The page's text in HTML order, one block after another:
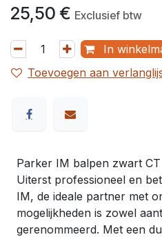
25,50 € Exclusief btw
In
Toevoegen aan
Parker IM balpen zwart CT
Uiterst professioneel en
IM, de ideale partner met
mogelijkheden is zowel
gerenommeerd. Met een